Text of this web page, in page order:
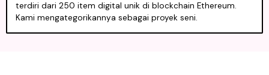
terdiri dari 250 item digital unik di blockchain Ethereum.
Kami mengategorikannya sebagai proyek seni.